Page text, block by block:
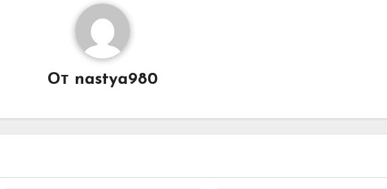
От nastya980